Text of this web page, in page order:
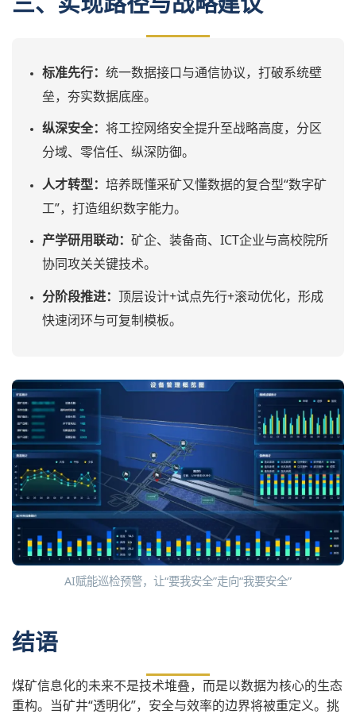
标准先行：统一数据接口与通信协议，打破系统壁
垒，夯实数据底座。
纵深安全：将工控网络安全提升至战略高度，分区
分域、零信任、纵深防御。
人才转型：培养既懂采矿又懂数据的复合型“数字矿
工”，打造组织数字能力。
产学研用联动：矿企、装备商、ICT企业与高校院所
协同攻关关键技术。
分阶段推进：
顶层设计+试点先行+滚动优化，形成
快速闭环与可复制模板。
AI赋能巡检预警，让“要我安全”走向“我要安全”
结语
煤矿信息化的未来不是技术堆叠，而是以数据为核心的生态
重构。当矿井“透明化”，安全与效率的边界将被重定义。挑